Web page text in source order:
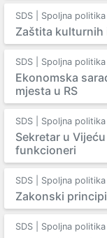
SDS | Spoljna politika
Zaštita kulturnih
SDS | Spoljna politika
Ekonomska
mjesta u RS
SDS | Spoljna politika
Sekretar u
funkcioneri
SDS | Spoljna politika
Zakonski
SDS | Spoljna politika